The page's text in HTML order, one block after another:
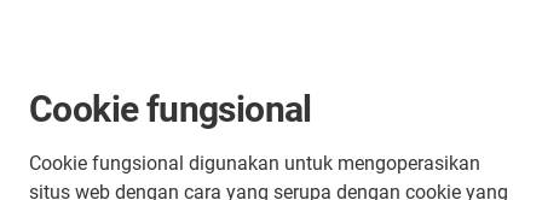
Cookie fungsional
Cookie fungsional digunakan untuk mengoperasikan
situs web dengan cara yang serupa dengan cookie yang